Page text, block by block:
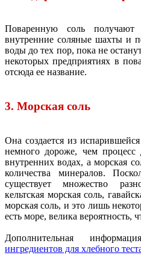
Поваренную соль
внутренние соляные шахты и
воды до тех пор, пока не
некоторых предприятиях в
отсюда ее название.
3. Морская соль
Она создается из
немного дороже, чем
внутренних водах, а морская
количества минералов.
существует множество
кельтская морская соль,
морская соль, и это лишь
есть море, велика вероятность,
Дополнительная
ингредиентов для хлебного